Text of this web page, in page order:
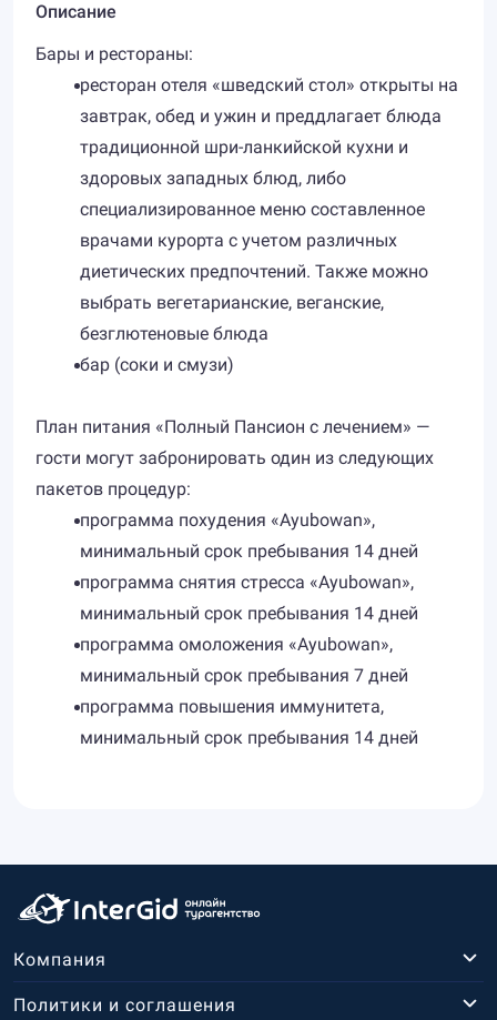
Описание
Бары и рестораны:
ресторан отеля «шведский стол» открыты на
завтрак, обед и ужин и преддлагает блюда
традиционной шри-ланкийской кухни и
здоровых западных блюд, либо
специализированное меню составленное
врачами курорта с учетом различных
диетических предпочтений. Также можно
выбрать вегетарианские, веганские,
безглютеновые блюда
бар (соки и смузи)
План питания «Полный Пансион с лечением» —
гости могут забронировать один из следующих
пакетов процедур:
программа похудения «Ayubowan»,
минимальный срок пребывания 14 дней
программа снятия стресса «Ayubowan»,
минимальный срок пребывания 14 дней
программа омоложения «Ayubowan»,
минимальный срок пребывания 7 дней
программа повышения иммунитета,
минимальный срок пребывания 14 дней
Компания
Политики и соглашения